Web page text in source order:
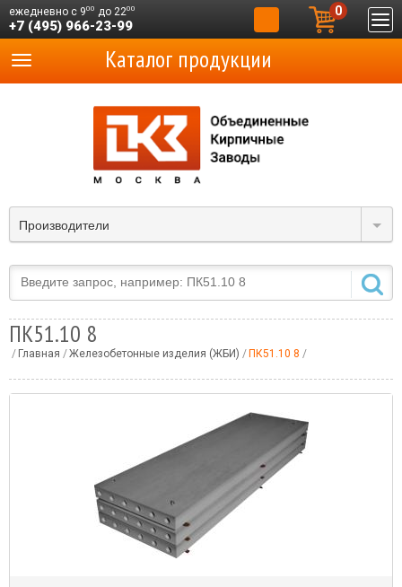
ежедневно с 900 до 2200
+7 (495) 966-23-99
0
Производители
Каталог продукции
ПК51.10 8
Главная Железобетонные изделия (ЖБИ) ПК51.10 8